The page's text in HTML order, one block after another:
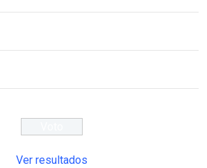
Ver resultados